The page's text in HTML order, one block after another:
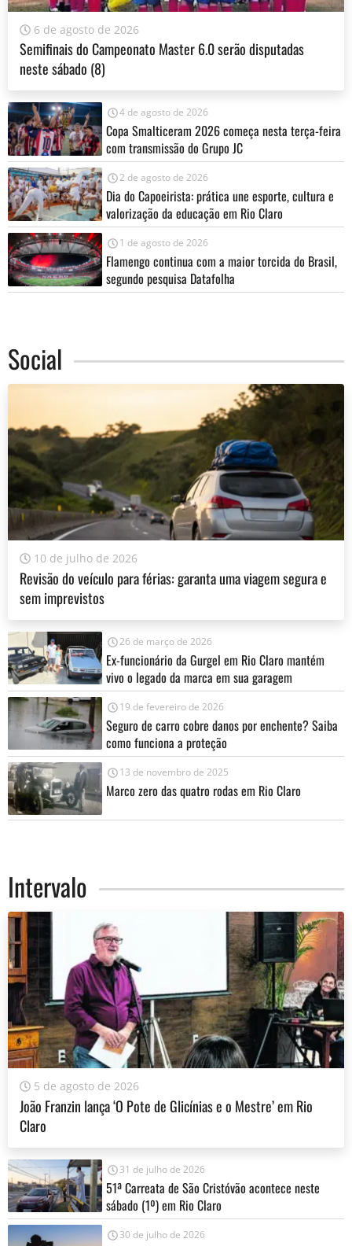
6 de agosto de 2026
Semifinais do Campeonato Master 6.0 serão disputadas
neste sábado (8)
4 de agosto de 2026
Copa Smalticeram 2026 começa nesta terça-feira
com transmissão do Grupo JC
2 de agosto de 2026
Dia do Capoeirista: prática une esporte, cultura e
valorização da educação em Rio Claro
1 de agosto de 2026
Flamengo continua com a maior torcida do Brasil,
segundo pesquisa Datafolha
Social
10 de julho de 2026
Revisão do veículo para férias: garanta uma viagem segura e
sem imprevistos
26 de março de 2026
Ex-funcionário da Gurgel em Rio Claro mantém
vivo o legado da marca em sua garagem
19 de fevereiro de 2026
Seguro de carro cobre danos por enchente? Saiba
como funciona a proteção
13 de novembro de 2025
Marco zero das quatro rodas em Rio Claro
Intervalo
5 de agosto de 2026
João Franzin lança ‘O Pote de Glicínias e o Mestre’ em Rio
Claro
31 de julho de 2026
51ª Carreata de São Cristóvão acontece neste
sábado (1º) em Rio Claro
30 de julho de 2026